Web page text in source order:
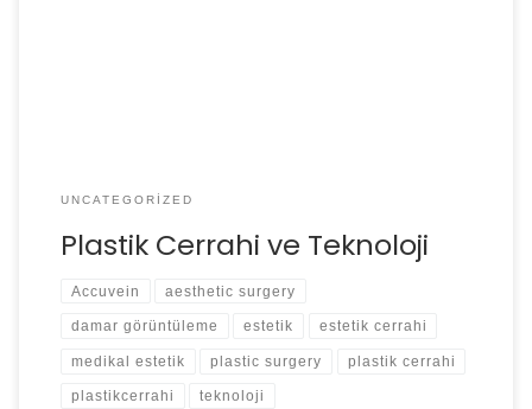
UNCATEGORIZED
Plastik Cerrahi ve Teknoloji
Accuvein aesthetic surgery
damar görüntüleme estetik estetik cerrahi
medikal estetik plastic surgery plastik cerrahi
plastikcerrahi teknoloji